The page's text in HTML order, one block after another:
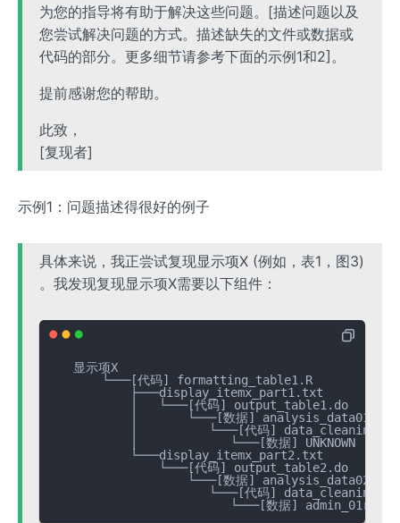
为您的指导将有助于解决这些问题。[描述问题以及
您尝试解决问题的方式。描述缺失的文件或数据或
代码的部分。更多细节请参考下面的示例1和2]。
提前感谢您的帮助。
此致，
[复现者]
示例1：问题描述得很好的例子
具体来说，我正尝试复现显示项X (例如，表1，图3)
。我发现复现显示项X需要以下组件：
   显示项X
       └───[代码] formatting_table1.R
           ├───display_itemx_part1.txt
|   └───[代码]
           |       └───[数据] analysis_data01.csv
|          └───[代码]
           |             └───[数据] UNKNOWN
           └───display_itemx_part2.txt
└───[代码]
                   └───[数据] analysis_data02.csv
└───[代码]